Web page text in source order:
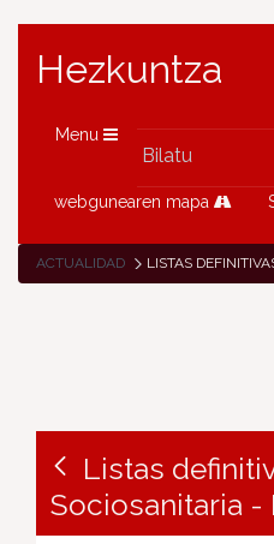
Hezkuntza
Menu
webgunearen mapa
ACTUALIDAD LISTAS DEFINITIVAS SOCIOSANITARIA -
Listas
Sociosanitaria -